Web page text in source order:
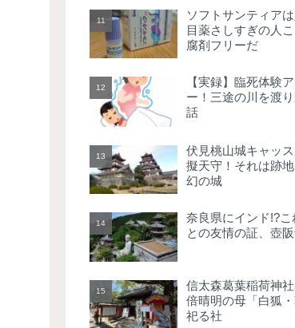
ソフトサンティア
目薬さしすぎの人
腐剤フリーだ
【実録】臨死体験
ー！三途の川を渡
話
伏見桃山城キャッ
擬天守！それは跡
幻の城
奈良県にインド!?こ
との友情の証、壺
信太森葛葉稲荷神
倍晴明の母「白狐
祀る社